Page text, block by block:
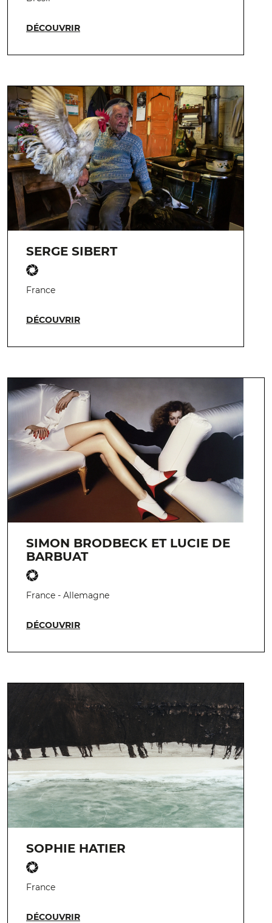
DÉCOUVRIR
SERGE SIBERT
France
DÉCOUVRIR
SIMON BRODBECK ET LUCIE DE
BARBUAT
France - Allemagne
DÉCOUVRIR
SOPHIE HATIER
France
DÉCOUVRIR